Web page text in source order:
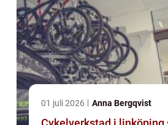
01 juli 2026 Anna Bergqvist